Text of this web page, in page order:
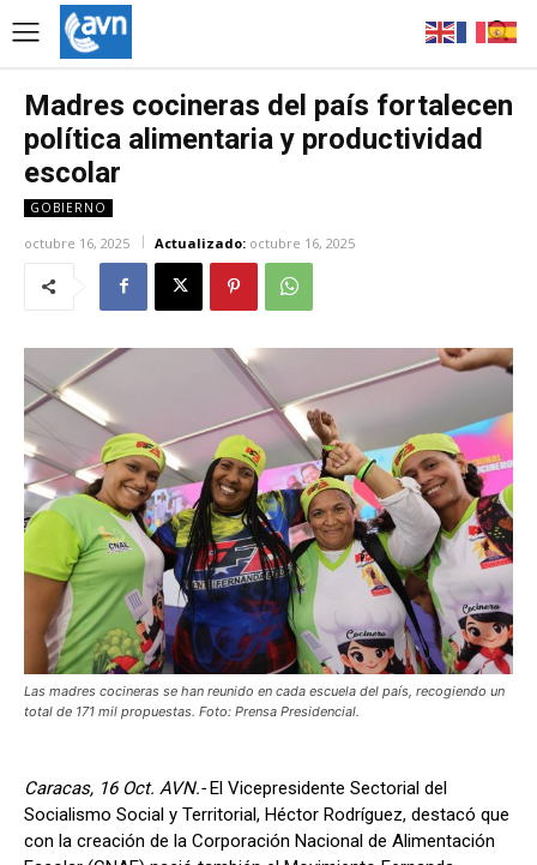
Madres cocineras del país fortalecen
política alimentaria y productividad
escolar
GOBIERNO
octubre 16, 2025 Actualizado: octubre 16, 2025
Las madres cocineras se han reunido en cada escuela del país, recogiendo un
total de 171 mil propuestas. Foto: Prensa Presidencial.
Caracas, 16 Oct. AVN.-El Vicepresidente Sectorial del
Socialismo Social y Territorial, Héctor Rodríguez, destacó que
con la creación de la Corporación Nacional de Alimentación